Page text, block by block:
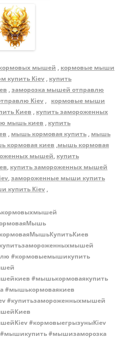
мышей , кормовые мыши
купить Kiev , купить
,заморозка мышей отправлю
Kiev , кормовые мыши
Киев , купить замороженных
мышь киев , купить
, мышь кормовая купить , мышь
кормовая киев ,мышь кормовая
мышей, купить
, купить замороженных мышей
,замороженные мыши купить
купить Kiev ,
#кормовыемышикупить
#мышькормоваякупить
#мышькормоваякиев
#купитьзамороженныхмышей
#кормовыегрызуныKiev
#мышизаморозка